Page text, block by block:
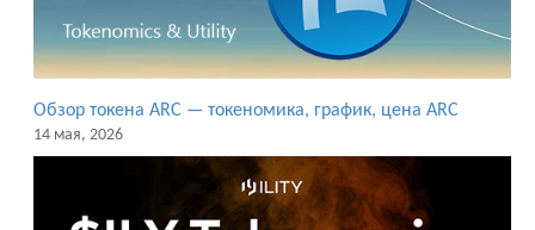
Обзор токена ARC — токеномика, график, цена ARC
14 мая, 2026